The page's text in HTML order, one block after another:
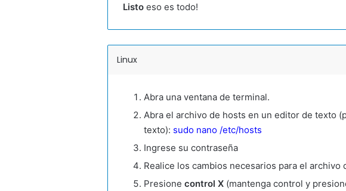
Listo eso es todo!
Linux
Abra una ventana de terminal.
Abra el archivo de hosts en un editor de texto
texto): sudo nano /etc/hosts
Ingrese su contraseña
Realice los cambios necesarios para el archivo
Presione control X(mantenga control y